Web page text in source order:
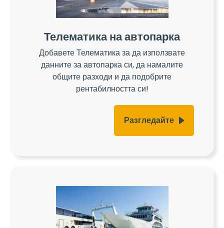
Телематика на автопарка
Добавете Телематика за да използвате
данните за автопарка си, да намалите
общите разходи и да подобрите
рентабилността си!
Разгледайте